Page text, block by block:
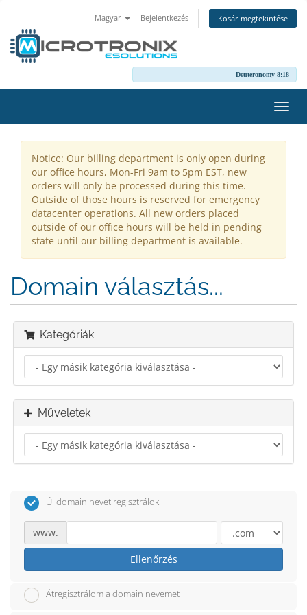
Magyar Bejelentkezés Kosár megtekintése
Deuteronomy 8:18
a
Notice: Our billing department is only open during
our office hours, Mon-Fri 9am to 5pm EST, new
orders will only be processed during this time.
Outside of those hours is reserved for emergency
datacenter operations. All new orders placed
outside of our office hours will be held in pending
state until our billing department is available.
Domain választás...
Kategóriák
Műveletek
Új domain nevet regisztrálok
www.
Ellenőrzés
Átregisztrálom a domain nevemet